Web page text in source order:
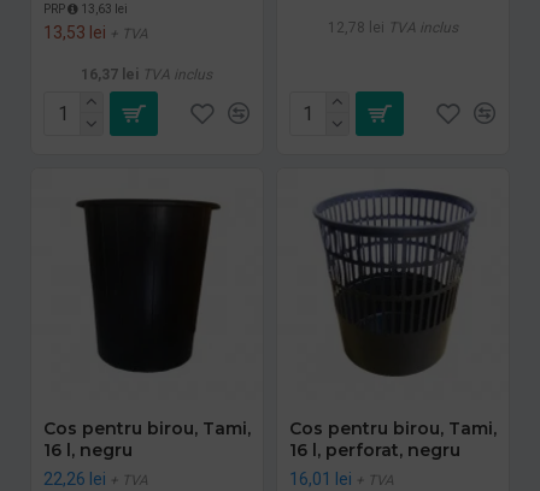
PRP 13,63 lei
13,53 lei + TVA
16,37 lei TVA inclus
12,78 lei TVA inclus
Cos pentru birou, Tami,
16 l, negru
22,26 lei + TVA
Cos pentru birou, Tami,
16 l, perforat, negru
16,01 lei + TVA